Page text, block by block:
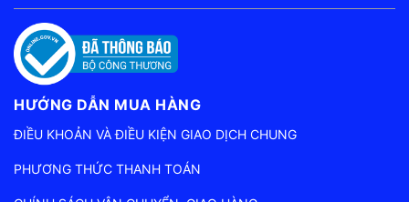
HƯỚNG DẪN MUA HÀNG
ĐIỀU KHOẢN VÀ ĐIỀU KIỆN GIAO DỊCH CHUNG
PHƯƠNG THỨC THANH TOÁN